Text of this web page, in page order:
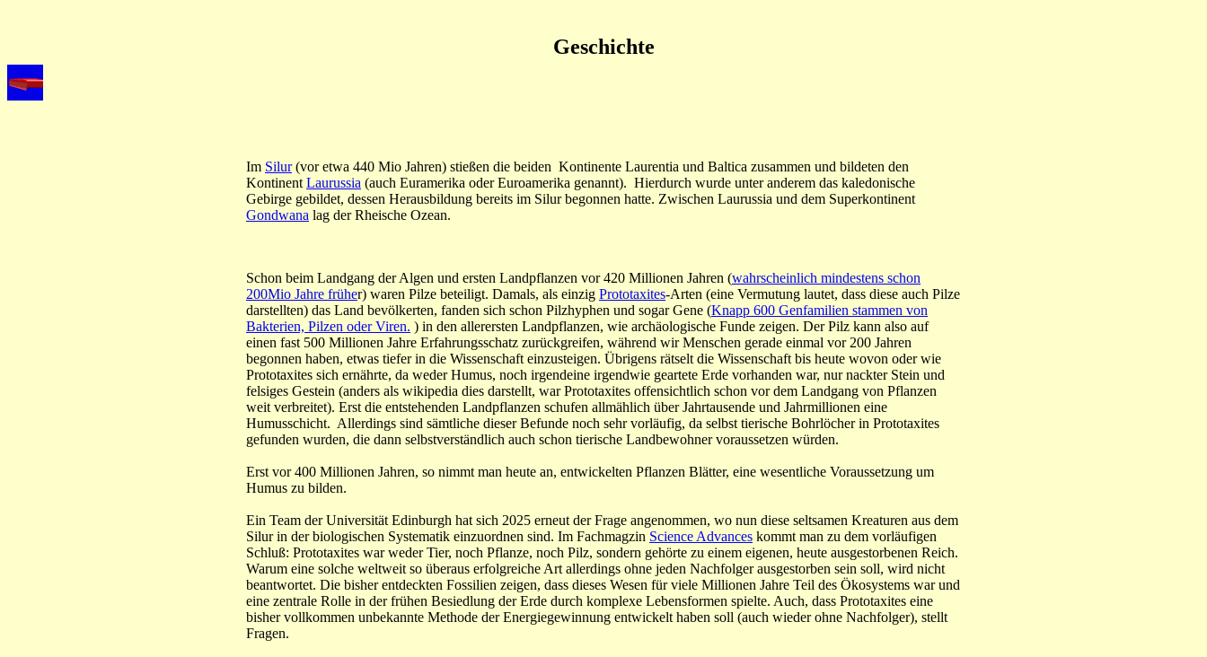
Geschichte
Im Silur(vor etwa 440 Mio Jahren) stießen die beiden Kontinente Laurentia und Baltica zusammen und bildeten den
Kontinent Laurussia (auch Euramerika oder Euroamerika genannt). Hierdurch wurde unter anderem das kaledonische
Gebirge gebildet, dessen Herausbildung bereits im Silur begonnen hatte. Zwischen Laurussia und dem Superkontinent
Gondwana lag der Rheische Ozean.
Schon beim Landgang der Algen und ersten Landpflanzen vor 420 Millionen Jahren (wahrscheinlich mindestens schon
200Mio Jahre früher) waren Pilze beteiligt. Damals, als einzig Prototaxites-Arten (eine Vermutung lautet, dass diese auch Pilze
darstellten) das Land bevölkerten, fanden sich schon Pilzhyphen und sogar Gene (Knapp 600 Genfamilien stammen von
Bakterien, Pilzen oder Viren. ) in den allerersten Landpflanzen, wie archäologische Funde zeigen. Der Pilz kann also auf
einen fast 500 Millionen Jahre Erfahrungsschatz zurückgreifen, während wir Menschen gerade einmal vor 200 Jahren
begonnen haben, etwas tiefer in die Wissenschaft einzusteigen. Übrigens rätselt die Wissenschaft bis heute wovon oder wie
Prototaxites sich ernährte, da weder Humus, noch irgendeine irgendwie geartete Erde vorhanden war, nur nackter Stein und
felsiges Gestein (anders als wikipedia dies darstellt, war Prototaxites offensichtlich schon vor dem Landgang von Pflanzen
weit verbreitet). Erst die entstehenden Landpflanzen schufen allmählich über Jahrtausende und Jahrmillionen eine
Humusschicht. Allerdings sind sämtliche dieser Befunde noch sehr vorläufig, da selbst tierische Bohrlöcher in Prototaxites
gefunden wurden, die dann selbstverständlich auch schon tierische Landbewohner voraussetzen würden.
Erst vor 400 Millionen Jahren, so nimmt man heute an, entwickelten Pflanzen Blätter, eine wesentliche Voraussetzung um
Humus zu bilden.
Ein Team der Universität Edinburgh hat sich 2025 erneut der Frage angenommen, wo nun diese seltsamen Kreaturen aus dem
Silur in der biologischen Systematik einzuordnen sind. Im Fachmagzin Science Advances kommt man zu dem vorläufigen
Schluß: Prototaxites war weder Tier, noch Pflanze, noch Pilz, sondern gehörte zu einem eigenen, heute ausgestorbenen Reich.
Warum eine solche weltweit so überaus erfolgreiche Art allerdings ohne jeden Nachfolger ausgestorben sein soll, wird nicht
beantwortet. Die bisher entdeckten Fossilien zeigen, dass dieses Wesen für viele Millionen Jahre Teil des Ökosystems war und
eine zentrale Rolle in der frühen Besiedlung der Erde durch komplexe Lebensformen spielte. Auch, dass Prototaxites eine
bisher vollkommen unbekannte Methode der Energiegewinnung entwickelt haben soll (auch wieder ohne Nachfolger), stellt
Fragen.